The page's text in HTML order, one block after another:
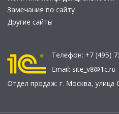
Замечания по сайту
Другие сайты
Телефон: +7 (495)
Email: site_v8@1c.ru
Отдел продаж: г. Москва, улица